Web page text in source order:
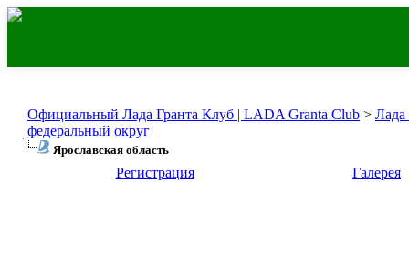
Официальный Лада Гранта Клуб | LADA Granta Club > Лада
федеральный округ
Ярославская область
Регистрация Галерея